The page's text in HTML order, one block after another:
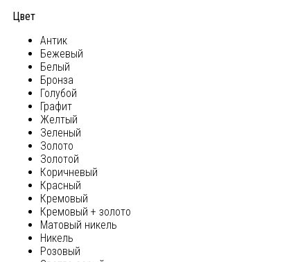
Цвет
Антик
Бежевый
Белый
Бронза
Голубой
Графит
Желтый
Зеленый
Золото
Золотой
Коричневый
Красный
Кремовый
Кремовый + золото
Матовый никель
Никель
Розовый